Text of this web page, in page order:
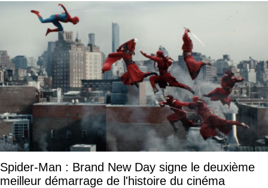
Spider-Man : Brand New Day signe le deuxième
meilleur démarrage de l'histoire du cinéma